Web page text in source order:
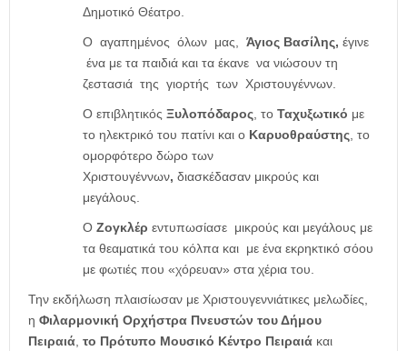
Δημοτικό Θέατρο.
Ο αγαπημένος όλων μας, Άγιος Βασίλης, έγινε
ένα με τα παιδιά και τα έκανε να νιώσουν τη
ζεστασιά της γιορτής των Χριστουγέννων.
Ο επιβλητικός Ξυλοπόδαρος, το Ταχυξωτικό με
το ηλεκτρικό του πατίνι και ο Καρυοθραύστης, το
ομορφότερο δώρο των
Χριστουγέννων, διασκέδασαν μικρούς και
μεγάλους.
Ο Ζογκλέρ εντυπωσίασε μικρούς και μεγάλους με
τα θεαματικά του κόλπα και με ένα εκρηκτικό σόου
με φωτιές που «χόρευαν» στα χέρια του.
Την εκδήλωση πλαισίωσαν με Χριστουγεννιάτικες μελωδίες,
η Φιλαρμονική Ορχήστρα Πνευστών του Δήμου
Πειραιά, το Πρότυπο Μουσικό Κέντρο Πειραιά και